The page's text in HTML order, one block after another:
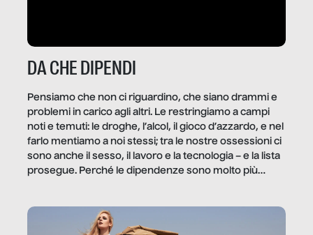
DA CHE DIPENDI
Pensiamo che non ci riguardino, che siano drammi e
problemi in carico agli altri. Le restringiamo a campi
noti e temuti: le droghe, l’alcol, il gioco d’azzardo, e nel
farlo mentiamo a noi stessi; tra le nostre ossessioni ci
sono anche il sesso, il lavoro e la tecnologia – e la lista
prosegue. Perché le dipendenze sono molto più
trae un guadagno. In questo reportage vediamo
quale e come.